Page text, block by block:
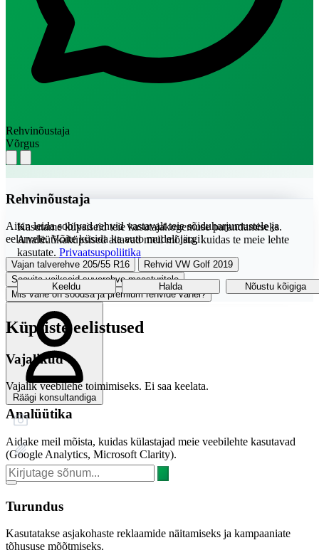
Rehvinõustaja
Võrgus
Rehvinõustaja
Aitan leida sobivad rehvid vastavalt teie sõiduharjumustele ja
eelarvele. Võite küsida ka auto mudeli järgi!
Vajan talverehve 205/55 R16
Rehvid VW Golf 2019
Soovita vaikseid suverehve maasturitele
Mis vahe on soodsa ja premium rehvide vahel?
Räägi konsultandiga
Kasutame küpsiseid teie kasutajakogemuse parandamiseks.
Analüütikaküpsised aitavad meil mõista, kuidas te meie lehte
kasutate. Privaatsuspoliitika
Keeldu Halda Nõustu kõigiga
Küpsiste eelistused
Vajalikud
Vajalik veebilehe toimimiseks. Ei saa keelata.
Analüütika
Aidake meil mõista, kuidas külastajad meie veebilehte kasutavad
(Google Analytics, Microsoft Clarity).
Turundus
Kasutatakse asjakohaste reklaamide näitamiseks ja kampaaniate
tõhususe mõõtmiseks.